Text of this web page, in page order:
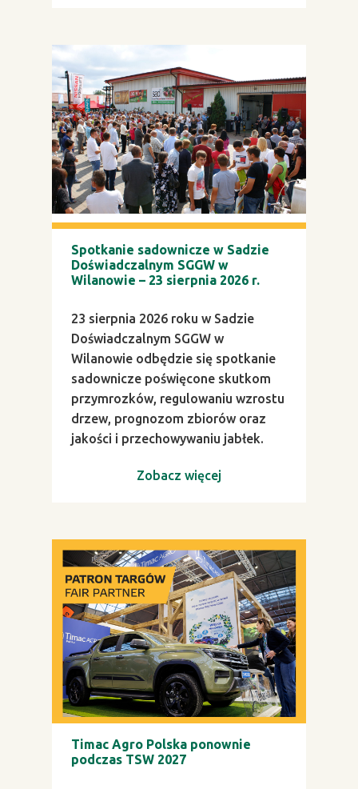
Spotkanie sadownicze w Sadzie
Doświadczalnym SGGW w
Wilanowie – 23 sierpnia 2026 r.
23 sierpnia 2026 roku w Sadzie
Doświadczalnym SGGW w
Wilanowie odbędzie się spotkanie
sadownicze poświęcone skutkom
przymrozków, regulowaniu wzrostu
drzew, prognozom zbiorów oraz
jakości i przechowywaniu jabłek.
Zobacz więcej
Timac Agro Polska ponownie
podczas TSW 2027